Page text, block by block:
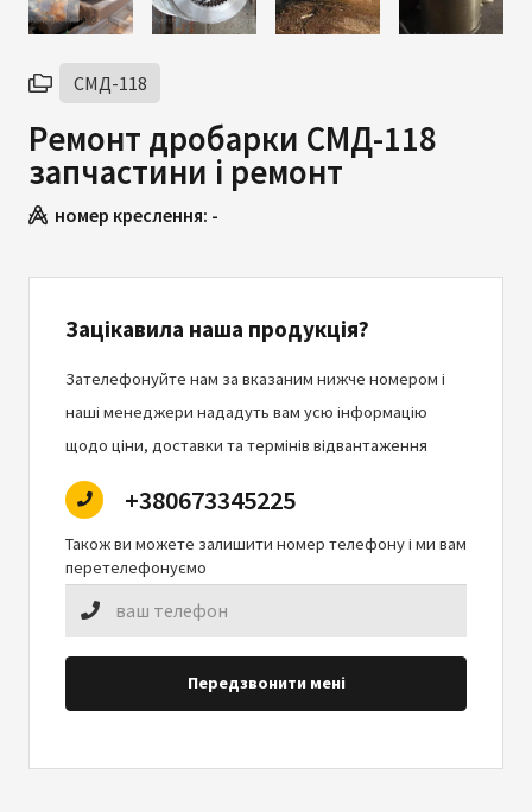
СМД-118
Ремонт дробарки СМД-118
запчастини і ремонт
номер креслення: -
Зацікавила наша продукція?
Зателефонуйте нам за вказаним нижче номером і
наші менеджери нададуть вам усю інформацію
щодо ціни, доставки та термінів відвантаження
+380673345225
Також ви можете залишити номер телефону і ми вам
перетелефонуємо
Передзвонити мені